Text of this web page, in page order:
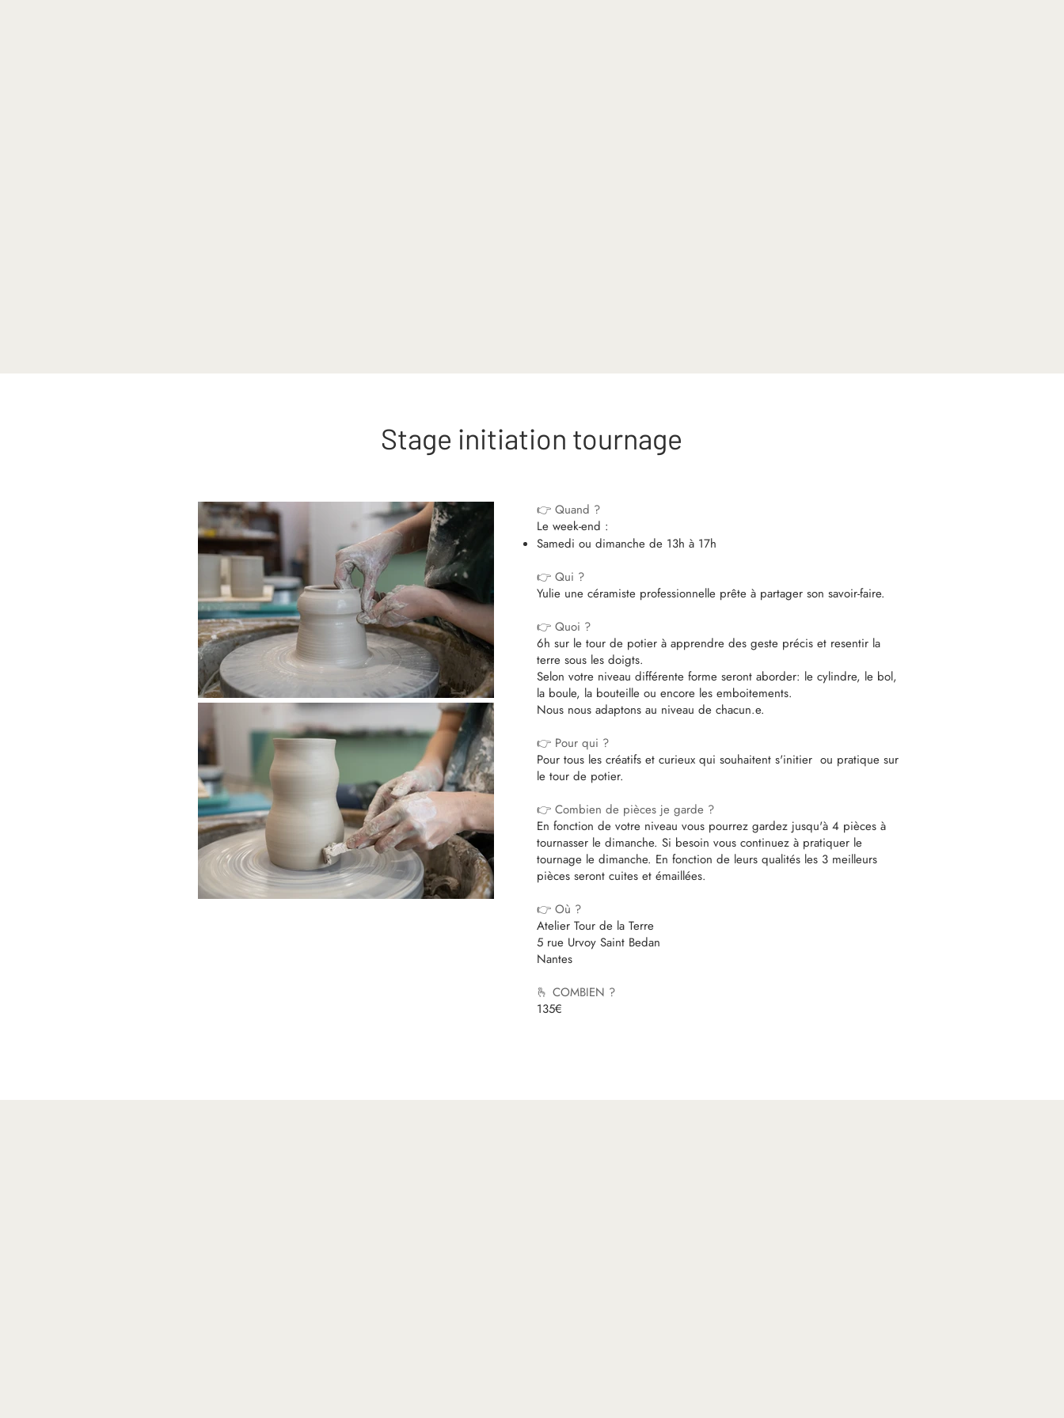
Stage initiation tournage
👉 Quand ?
Le week-end :
Samedi ou dimanche de 13h à 17h
👉 Qui ?
Yulie une céramiste professionnelle prête à partager son savoir-faire.
👉 Quoi ?
6h sur le tour de potier à apprendre des geste précis et resentir la
terre sous les doigts.
Selon votre niveau différente forme seront aborder: le cylindre, le bol,
la boule, la bouteille ou encore les emboitements.
Nous nous adaptons au niveau de chacun.e.
👉 Pour qui ?
Pour tous les créatifs et curieux qui souhaitent s'initier ou pratique sur
le tour de potier.
👉 Combien de pièces je garde ?
En fonction de votre niveau vous pourrez gardez jusqu'à 4 pièces à
tournasser le dimanche. Si besoin vous continuez à pratiquer le
tournage le dimanche. En fonction de leurs qualités les 3 meilleurs
pièces seront cuites et émaillées.
👉 Où ?
Atelier Tour de la Terre
5 rue Urvoy Saint Bedan
Nantes
🫰 COMBIEN ?
135€